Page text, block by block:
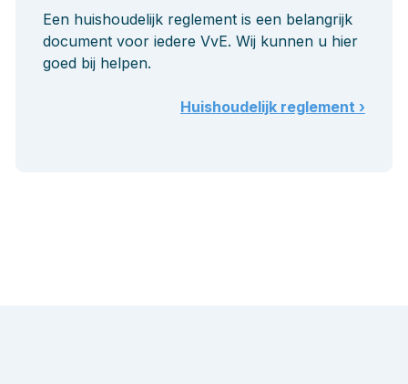
Een huishoudelijk reglement is een belangrijk
document voor iedere VvE. Wij kunnen u hier
goed bij helpen.
Huishoudelijk reglement ›